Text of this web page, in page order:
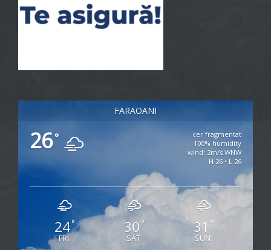
FARAOANI
26°
cer fragmentat
100% humidity
wind: 2m/s WNW
H 26 • L 26
24°
FRI
30 °
SAT
31 °
SUN